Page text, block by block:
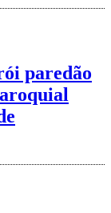
paredão